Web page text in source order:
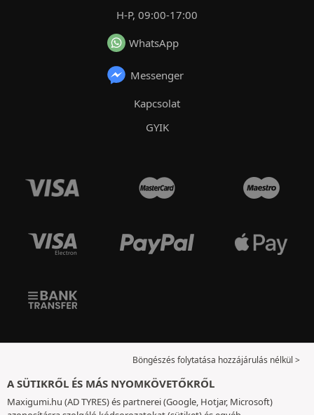
H-P, 09:00-17:00
WhatsApp
Messenger
Kapcsolat
GYIK
Böngészés folytatása hozzájárulás nélkül >
A SÜTIKRŐL ÉS MÁS NYOMKÖVETŐKRŐL
Maxigumi.hu (AD TYRES) és partnerei (Google, Hotjar, Microsoft)